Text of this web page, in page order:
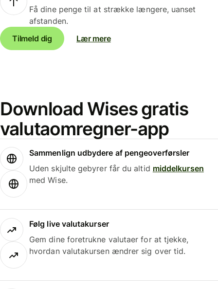
Få dine penge til at strække længere, uanset
afstanden.
Tilmeld dig
Lær mere
Download Wises gratis
valutaomregner-app
Sammenlign udbydere af pengeoverførsler
Uden skjulte gebyrer får du altid middelkursen
med Wise.
Følg live valutakurser
Gem dine foretrukne valutaer for at tjekke,
hvordan valutakursen ændrer sig over tid.